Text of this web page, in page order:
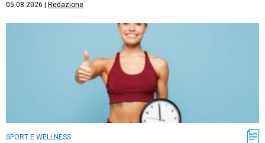
05.08.2026 Redazione
SPORT E WELLNESS